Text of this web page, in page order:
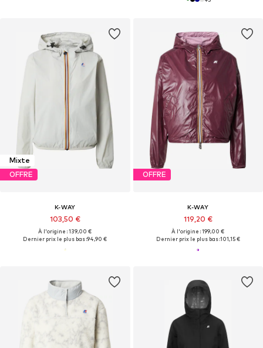
Mixte
OFFRE
K-WAY
103,50 €
À l'origine : 139,00 €
Dernier prix le plus bas :94,90 €
OFFRE
K-WAY
119,20 €
À l'origine : 199,00 €
Dernier prix le plus bas :101,15 €